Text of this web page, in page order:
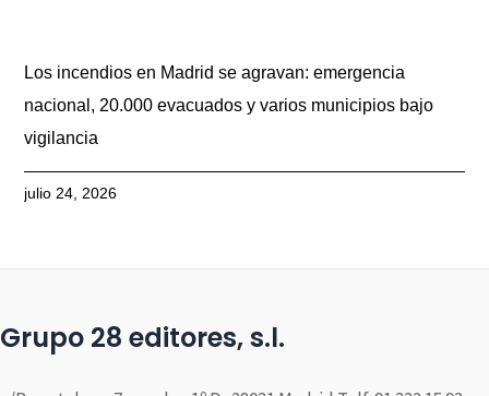
Los incendios en Madrid se agravan: emergencia
nacional, 20.000 evacuados y varios municipios bajo
vigilancia
julio 24, 2026
Grupo 28 editores, s.l.